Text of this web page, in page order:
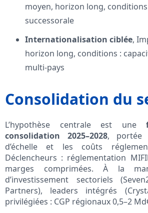
moyen, horizon long,
successorale
Internationalisation ciblée,
horizon long, conditions :
multi-pays
Consolidation du
L’hypothèse centrale est une
consolidation 2025–2028, portée
d’échelle et les coûts
Déclencheurs : réglementation
marges comprimées. À la
d’investissement sectoriels
Partners), leaders intégrés
privilégiées : CGP régionaux 0,5–2